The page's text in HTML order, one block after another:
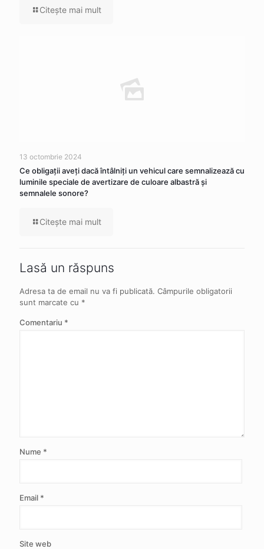
Citeşte mai mult
13 octombrie 2024
Ce obligaţii aveţi dacă întâlniţi un vehicul care semnalizează cu
luminile speciale de avertizare de culoare albastră şi
semnalele sonore?
Citeşte mai mult
Lasă un răspuns
Adresa ta de email nu va fi publicată. Câmpurile obligatorii
sunt marcate cu *
Comentariu *
Nume *
Email *
Site web